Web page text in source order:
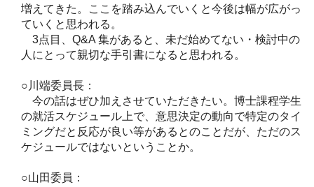
増えてきた。ここを踏み込んでいくと今後は幅が広がっ
ていくと思われる。
3点目、Q&A 集があると、未だ始めてない・検討中の
人にとって親切な手引書になると思われる。
○川端委員長：
今の話はぜひ加えさせていただきたい。博士課程学生
の就活スケジュール上で、意思決定の動向で特定のタイ
ミングだと反応が良い等があるとのことだが、ただのス
ケジュールではないということか。
○山田委員：